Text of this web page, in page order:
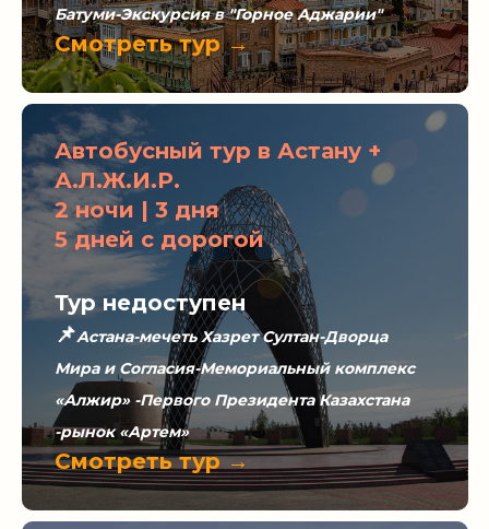
Батуми-Экскурсия в "Горное Аджарии"
Смотреть тур →
Автобусный тур в Астану +
А.Л.Ж.И.Р.
2 ночи | 3 дня
5 дней с дорогой
Тур недоступен
📌Астана-мечеть Хазрет Султан-Дворца
Мира и Согласия-Мемориальный комплекс
«Алжир» -Первого Президента Казахстана
-рынок «Артем»
Смотреть тур →